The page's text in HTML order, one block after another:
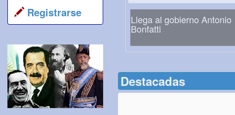
Registrarse
Llega al gobierno Antonio
Bonfatti
Destacadas